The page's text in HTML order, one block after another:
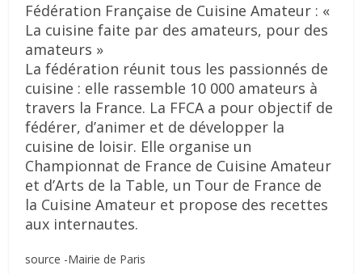
Fédération Française de Cuisine Amateur : «
La cuisine faite par des amateurs, pour des
amateurs »
La fédération réunit tous les passionnés de
cuisine : elle rassemble 10 000 amateurs à
travers la France. La FFCA a pour objectif de
fédérer, d’animer et de développer la
cuisine de loisir. Elle organise un
Championnat de France de Cuisine Amateur
et d’Arts de la Table, un Tour de France de
la Cuisine Amateur et propose des recettes
aux internautes.
source -Mairie de Paris